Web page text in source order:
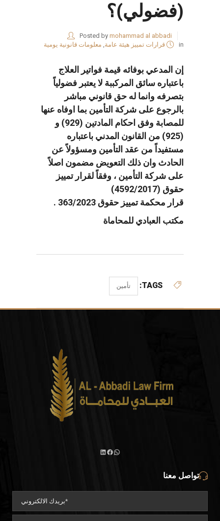
(فضولي)؟
Posted by mohammad al abbadi
in
قرارات تمييز هيئة عامة, معلومات قانونية يومية
إن المدعي بوفائه قيمة فواتير العلاج
باعتباره سائق المركببة لا يعتبر فضولياً
بتصرفه وانما له حق قانوني مباشر
بالرجوع على شركة التأمين بما اوفاه عنها
للمصابة وفق احكام المادتين (929) و
(925) من القانون المدني باعتباره
مستفيداً من عقد التأمين ومسؤولاً عن
الحادث وان ذلك التعويض مضمون اصلاً
على شركة التأمين ، وفقاً لقرار تمييز
حقوق (4592/2017)
قرار محكمة تمييز حقوق 363/2023 .
مكتب العبادي للمحاماة
TAGS: تأمين
تواصل معنا